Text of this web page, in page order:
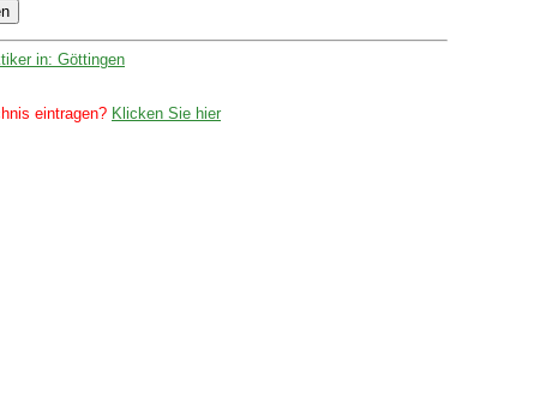
in: Göttingen
eintragen? Klicken Sie hier